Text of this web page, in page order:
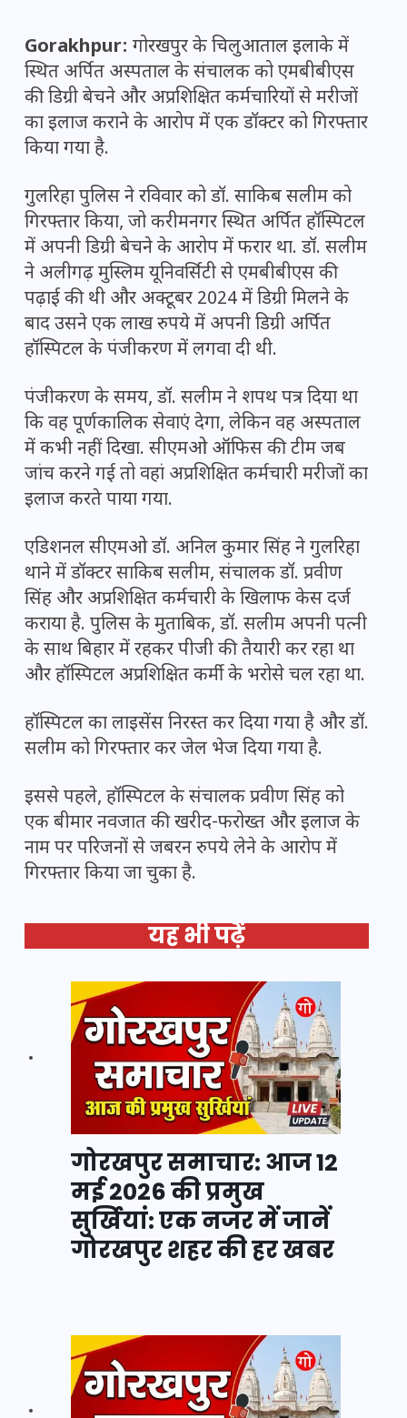
Gorakhpur: गोरखपुर के चिलुआताल इलाके में
स्थित अर्पित अस्पताल के संचालक को एमबीबीएस
की डिग्री बेचने और अप्रशिक्षित कर्मचारियों से मरीजों
का इलाज कराने के आरोप में एक डॉक्टर को गिरफ्तार
किया गया है.
गुलरिहा पुलिस ने रविवार को डॉ. साकिब सलीम को
गिरफ्तार किया, जो करीमनगर स्थित अर्पित हॉस्पिटल
में अपनी डिग्री बेचने के आरोप में फरार था. डॉ. सलीम
ने अलीगढ़ मुस्लिम यूनिवर्सिटी से एमबीबीएस की
पढ़ाई की थी और अक्टूबर 2024 में डिग्री मिलने के
बाद उसने एक लाख रुपये में अपनी डिग्री अर्पित
हॉस्पिटल के पंजीकरण में लगवा दी थी.
पंजीकरण के समय, डॉ. सलीम ने शपथ पत्र दिया था
कि वह पूर्णकालिक सेवाएं देगा, लेकिन वह अस्पताल
में कभी नहीं दिखा. सीएमओ ऑफिस की टीम जब
जांच करने गई तो वहां अप्रशिक्षित कर्मचारी मरीजों का
इलाज करते पाया गया.
एडिशनल सीएमओ डॉ. अनिल कुमार सिंह ने गुलरिहा
थाने में डॉक्टर साकिब सलीम, संचालक डॉ. प्रवीण
सिंह और अप्रशिक्षित कर्मचारी के खिलाफ केस दर्ज
कराया है. पुलिस के मुताबिक, डॉ. सलीम अपनी पत्नी
के साथ बिहार में रहकर पीजी की तैयारी कर रहा था
और हॉस्पिटल अप्रशिक्षित कर्मी के भरोसे चल रहा था.
हॉस्पिटल का लाइसेंस निरस्त कर दिया गया है और डॉ.
सलीम को गिरफ्तार कर जेल भेज दिया गया है.
इससे पहले, हॉस्पिटल के संचालक प्रवीण सिंह को
एक बीमार नवजात की खरीद-फरोख्त और इलाज के
नाम पर परिजनों से जबरन रुपये लेने के आरोप में
गिरफ्तार किया जा चुका है.
यह भी पढ़ें
गोरखपुर समाचार: आज 12
मई 2026 की प्रमुख
सुर्खियां: एक नजर में जानें
गोरखपुर शहर की हर खबर